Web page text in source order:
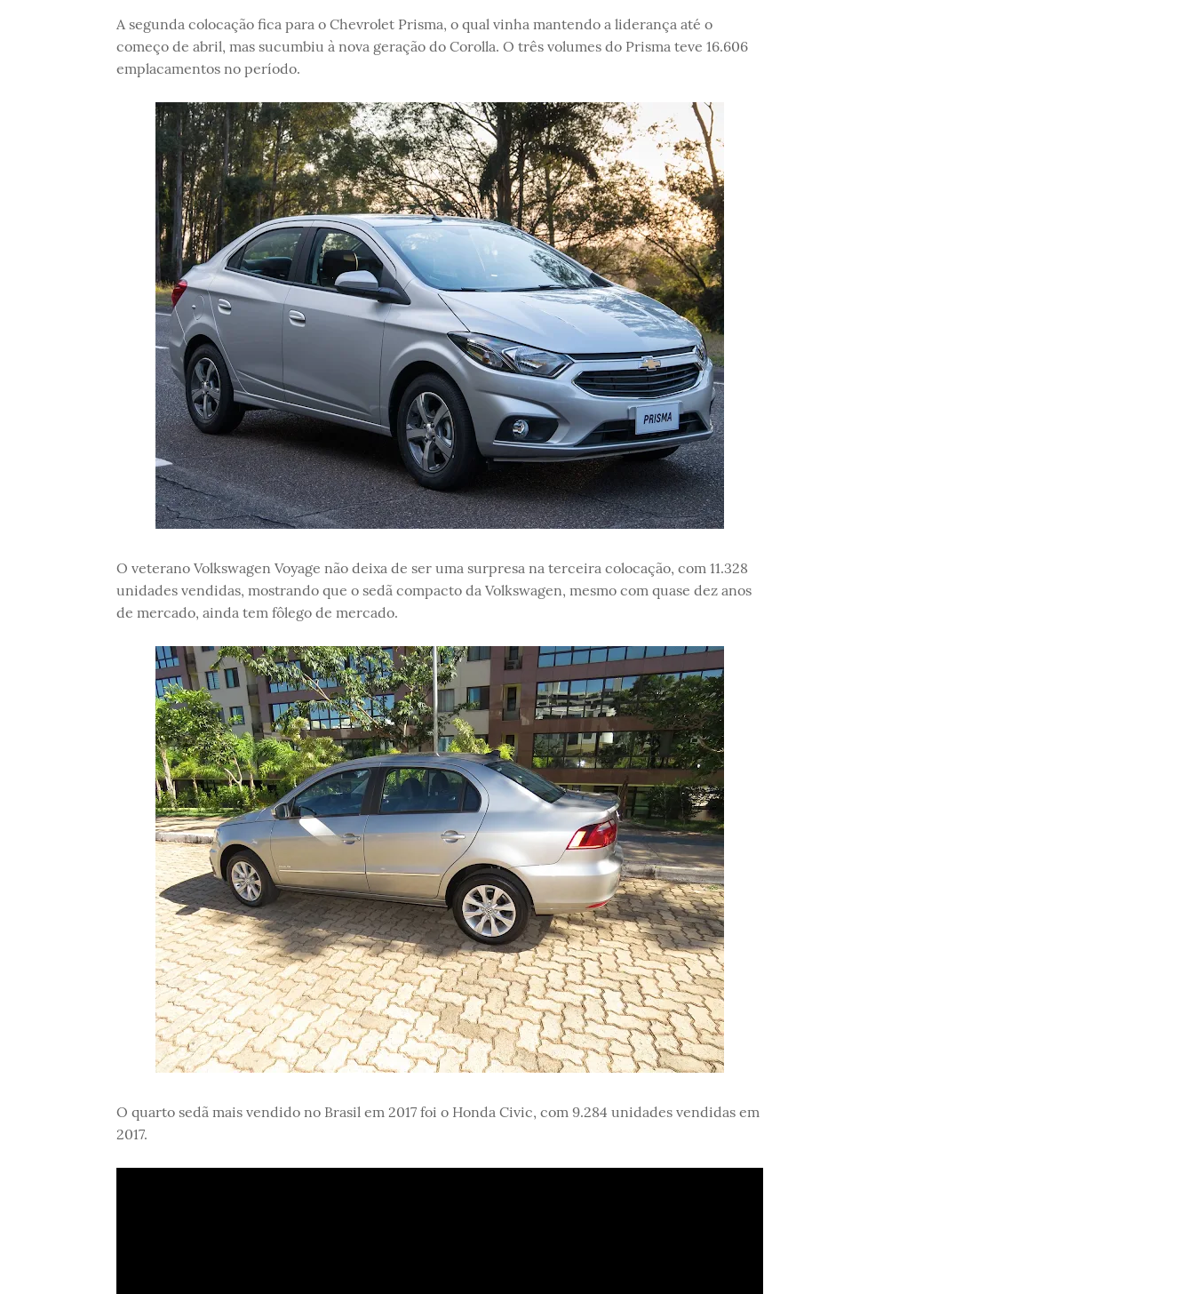
A segunda colocação fica para o Chevrolet Prisma, o qual vinha mantendo a liderança até o
começo de abril, mas sucumbiu à nova geração do Corolla. O três volumes do Prisma teve 16.606
emplacamentos no período.
O veterano Volkswagen Voyage não deixa de ser uma surpresa na terceira colocação, com 11.328
unidades vendidas, mostrando que o sedã compacto da Volkswagen, mesmo com quase dez anos
de mercado, ainda tem fôlego de mercado.
O quarto sedã mais vendido no Brasil em 2017 foi o Honda Civic, com 9.284 unidades vendidas em
2017.